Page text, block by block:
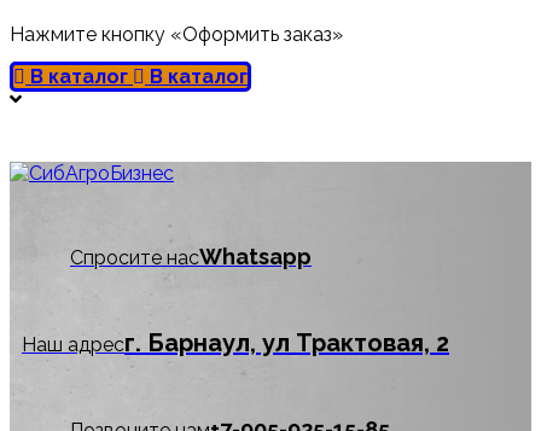
Нажмите кнопку «Оформить заказ»
В каталог
В каталог
Спросите насWhatsapp
Наш адресг. Барнаул, ул Трактовая, 2